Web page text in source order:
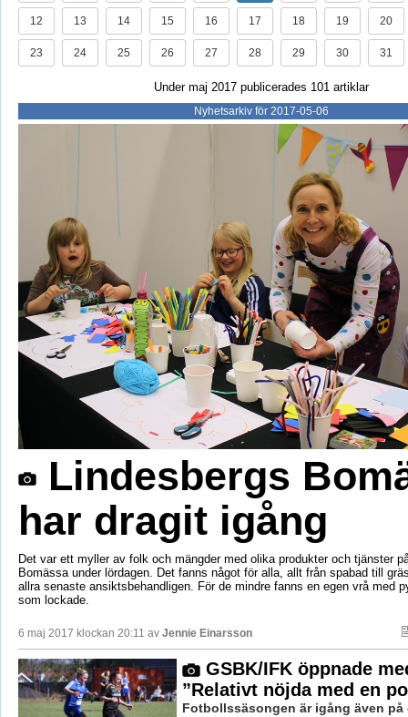
12 13 14 15 16 17 18 19 20
23 24 25 26 27 28 29 30 31
Under maj 2017 publicerades 101 artiklar
Nyhetsarkiv för 2017-05-06
Lindesbergs
har dragit igång
Det var ett myller av folk och mängder med olika produkter och tjänster
Bomässa under lördagen. Det fanns något för alla, allt från spabad till
allra senaste ansiktsbehandligen. För de mindre fanns en egen vrå med
som lockade.
6 maj 2017 klockan 20:11 av Jennie Einarsson
GSBK/IFK öppnade
”Relativt nöjda med en
Fotbollssäsongen är igång även på